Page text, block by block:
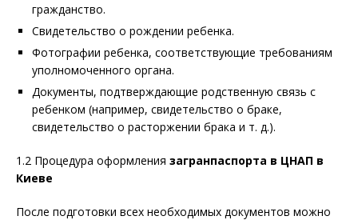
гражданство.
Свидетельство о рождении ребенка.
Фотографии ребенка, соответствующие требованиям
уполномоченного органа.
Документы, подтверждающие родственную связь с
ребенком (например, свидетельство о браке,
свидетельство о расторжении брака и т. д.).
1.2 Процедура оформления загранпаспорта в ЦНАП в
Киеве
После подготовки всех необходимых документов можно